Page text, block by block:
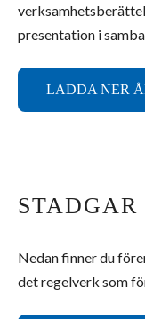
presentation i
LADDA NER
STADGAR
Nedan finner du
det regelverk som